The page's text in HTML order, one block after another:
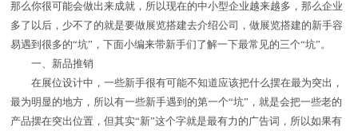
那么你很可能会做出来成就，所以现在的中小型企业越来越多，那么企业
多了以后，少不了的就是要做展览搭建去介绍公司，做展览搭建的新手容
易遇到很多的“坑”，下面小编来带新手们了解一下最常见的三个“坑”。
一、新品推销
在展位设计中，一些新手很有可能不知道应该把什么摆在最为突出，
最为明显的地方，所以有一些新手遇到的第一个“坑”，就是会把一些老的
产品摆在突出位置，但其实“新”这个字就是最有力的广告词，所以如果有